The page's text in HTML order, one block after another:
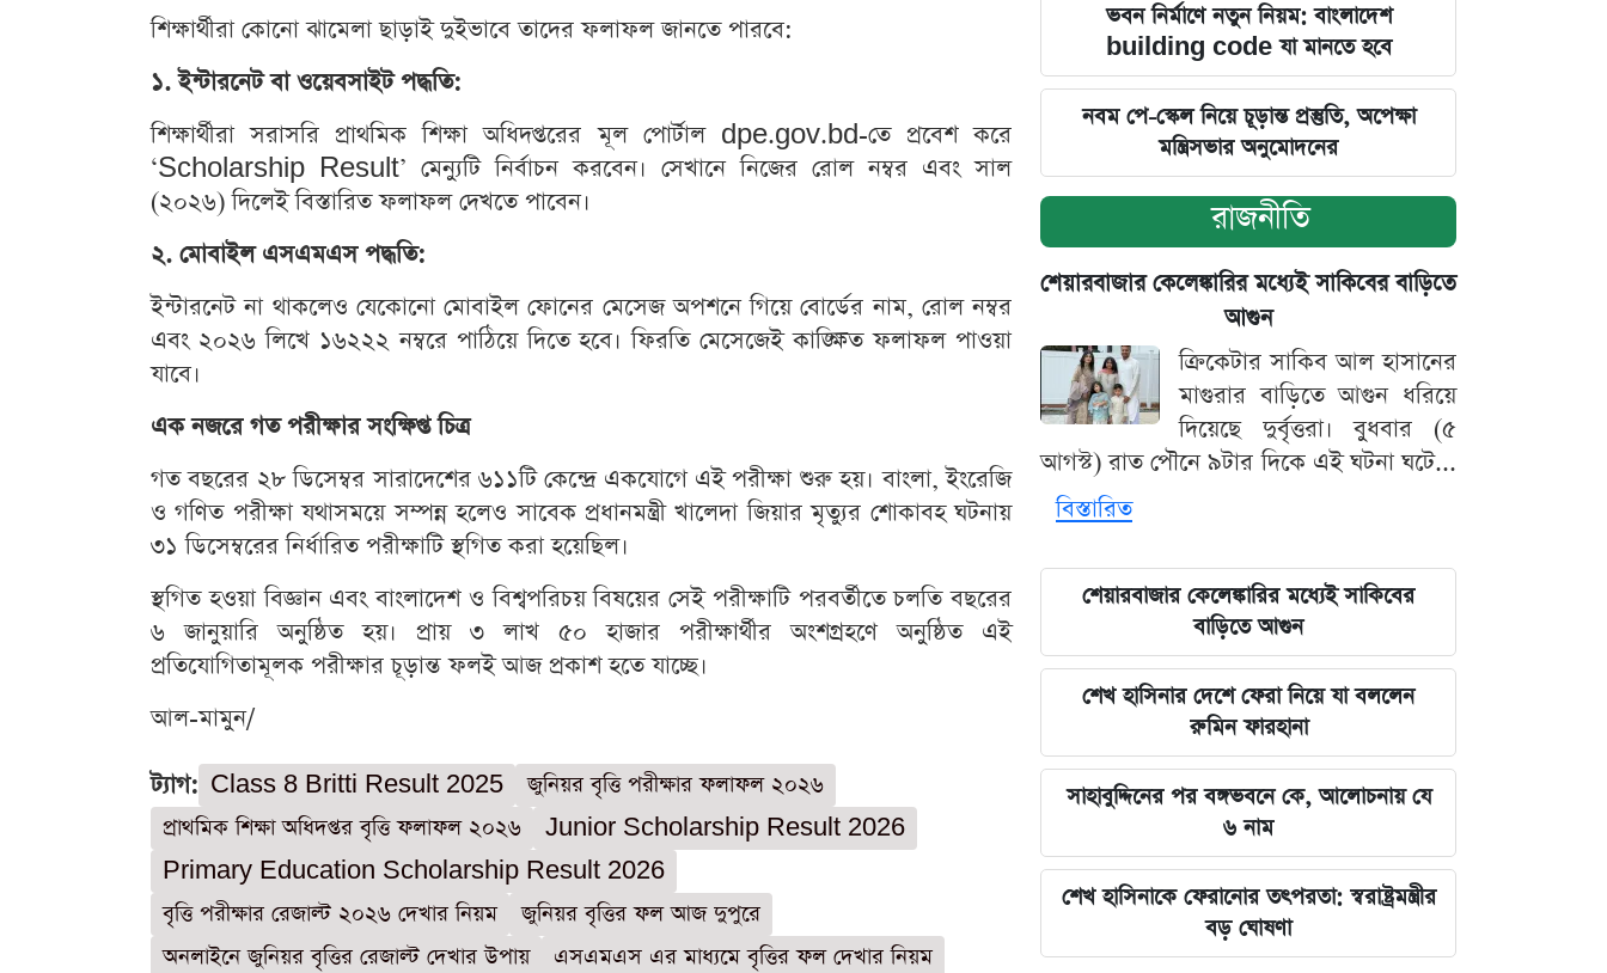
শিক্ষার্থীরা কোনো ঝামেলা ছাড়াই দুইভাবে তাদের ফলাফল জানতে পারবে:
১. ইন্টারনেট বা ওয়েবসাইট পদ্ধতি:
শিক্ষার্থীরা সরাসরি প্রাথমিক শিক্ষা অধিদপ্তরের মূল পোর্টাল dpe.gov.bd-তে প্রবেশ করে
‘Scholarship Result’ মেন্যুটি নির্বাচন করবেন। সেখানে নিজের রোল নম্বর এবং সাল
(২০২৬) দিলেই বিস্তারিত ফলাফল দেখতে পাবেন।
২. মোবাইল এসএমএস পদ্ধতি:
ইন্টারনেট না থাকলেও যেকোনো মোবাইল ফোনের মেসেজ অপশনে গিয়ে বোর্ডের নাম, রোল নম্বর
এবং ২০২৬ লিখে ১৬২২২ নম্বরে পাঠিয়ে দিতে হবে। ফিরতি মেসেজেই কাঙ্ক্ষিত ফলাফল পাওয়া
যাবে।
এক নজরে গত পরীক্ষার সংক্ষিপ্ত চিত্র
গত বছরের ২৮ ডিসেম্বর সারাদেশের ৬১১টি কেন্দ্রে একযোগে এই পরীক্ষা শুরু হয়। বাংলা, ইংরেজি
ও গণিত পরীক্ষা যথাসময়ে সম্পন্ন হলেও সাবেক প্রধানমন্ত্রী খালেদা জিয়ার মৃত্যুর শোকাবহ ঘটনায়
৩১ ডিসেম্বরের নির্ধারিত পরীক্ষাটি স্থগিত করা হয়েছিল।
স্থগিত হওয়া বিজ্ঞান এবং বাংলাদেশ ও বিশ্বপরিচয় বিষয়ের সেই পরীক্ষাটি পরবর্তীতে চলতি বছরের
৬ জানুয়ারি অনুষ্ঠিত হয়। প্রায় ৩ লাখ ৫০ হাজার পরীক্ষার্থীর অংশগ্রহণে অনুষ্ঠিত এই
প্রতিযোগিতামূলক পরীক্ষার চূড়ান্ত ফলই আজ প্রকাশ হতে যাচ্ছে।
আল-মামুন/
ট্যাগ: Class 8 Britti Result 2025
জুনিয়র বৃত্তি পরীক্ষার ফলাফল ২০২৬
প্রাথমিক শিক্ষা অধিদপ্তর বৃত্তি ফলাফল ২০২৬
Junior Scholarship Result 2026
Primary Education Scholarship Result 2026
বৃত্তি পরীক্ষার রেজাল্ট ২০২৬ দেখার নিয়ম
জুনিয়র বৃত্তির ফল আজ দুপুরে
অনলাইনে জুনিয়র বৃত্তির রেজাল্ট দেখার উপায়
এসএমএস এর মাধ্যমে বৃত্তির ফল দেখার নিয়ম
ভবন নির্মাণে নতুন নিয়ম: বাংলাদেশ
building code যা মানতে হবে
নবম পে-স্কেল নিয়ে চূড়ান্ত প্রস্তুতি, অপেক্ষা
মন্ত্রিসভার অনুমোদনের
রাজনীতি
শেয়ারবাজার কেলেঙ্কারির মধ্যেই সাকিবের বাড়িতে
আগুন
ক্রিকেটার সাকিব আল হাসানের
মাগুরার বাড়িতে আগুন ধরিয়ে
দিয়েছে দুর্বৃত্তরা। বুধবার (৫
আগস্ট) রাত পৌনে ৯টার দিকে এই ঘটনা ঘটে...
বিস্তারিত
শেয়ারবাজার কেলেঙ্কারির মধ্যেই সাকিবের
বাড়িতে আগুন
শেখ হাসিনার দেশে ফেরা নিয়ে যা বললেন
রুমিন ফারহানা
সাহাবুদ্দিনের পর বঙ্গভবনে কে, আলোচনায় যে
৬ নাম
শেখ হাসিনাকে ফেরানোর তৎপরতা: স্বরাষ্ট্রমন্ত্রীর
বড় ঘোষণা